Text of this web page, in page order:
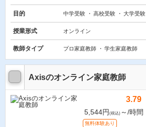
目的 中学受験 高校受験 大学受験
授業形式 オンライン
教師タイプ プロ家庭教師 学生家庭教師
Axisのオンライン家庭教師
3.79
5,544円 (税込) ～/時間
無料体験あり